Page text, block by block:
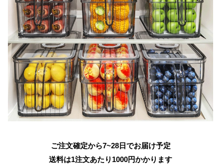
ご注文確定から7~28日でお届け予定
送料は1注文あたり 1000円かかります